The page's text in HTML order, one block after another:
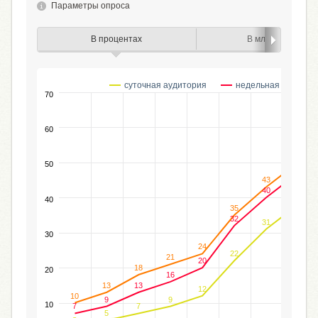
Параметры опроса
В процентах В млн человек
10
13
18
21
24
35
43
7
9
13
16
20
32
40
5
7
9
12
22
31
суточная аудитория недельная
10
20
30
40
50
60
70